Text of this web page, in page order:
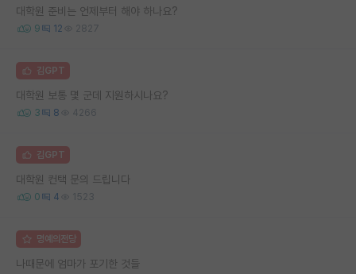
대학원 준비는 언제부터 해야 하나요?
9 12 2827
김GPT
대학원 보통 몇 군데 지원하시나요?
3 8 4266
김GPT
대학원 컨택 문의 드립니다
0 4 1523
명예의전당
나때문에 엄마가 포기한 것들